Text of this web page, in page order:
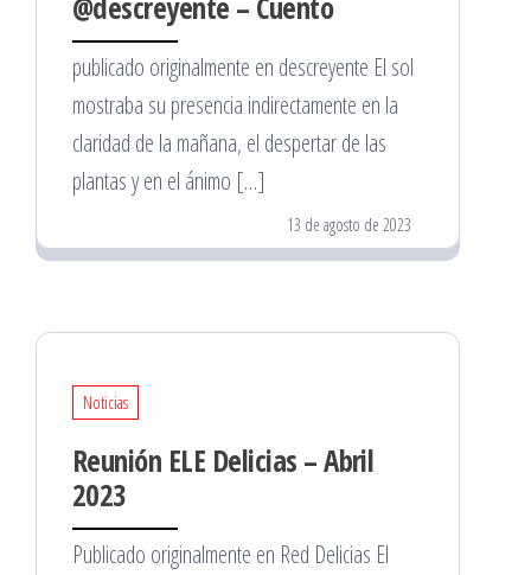
publicado originalmente en descreyente El sol
mostraba su presencia indirectamente en la
claridad de la mañana, el despertar de las
plantas y en el ánimo […]
13 de agosto de 2023
Noticias
Reunión ELE Delicias – Abril
2023
Publicado originalmente en Red Delicias El